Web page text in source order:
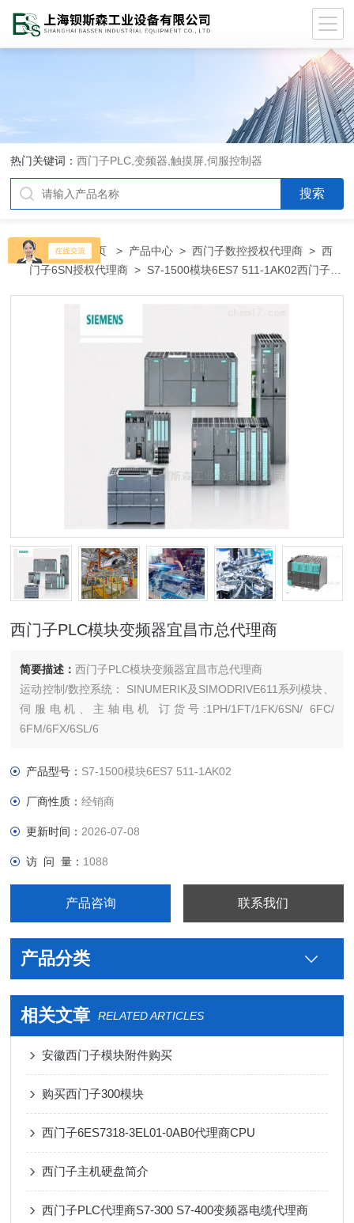
热门关键词：西门子PLC,变频器,触摸屏,伺服控制器
当前位置：首页 > 产品中心 >西门子数控授权代理商 >西
门子6SN授权代理商 > S7-1500模块6ES7 511-1AK02西门子
西门子PLC模块变频器宜昌市总代理商
简要描述：西门子PLC模块变频器宜昌市总代理商
运动控制/数控系统： SINUMERIK及SIMODRIVE611系列模块、
伺服电机、主轴电机 订货号:1PH/1FT/1FK/6SN/ 6FC/
6FM/6FX/6SL/6
ET200 S SP 变频器V系列 MM系列 6SE70停产工程型变频器，
产品型号： S7-1500模块6ES7 511-1AK02
厂商性质：经销商
更新时间： 2026-07-08
访 问 量： 1088
产品咨询 联系我们
产品分类
相关文章 RELATED ARTICLES
安徽西门子模块附件购买
购买西门子300模块
西门子6ES7318-3EL01-0AB0代理商CPU
西门子主机硬盘简介
西门子PLC代理商S7-300 S7-400变频器电缆代理商